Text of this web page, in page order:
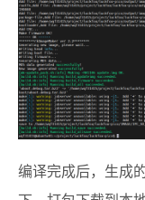
编译完成后，生成